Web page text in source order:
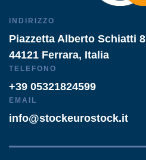
INDIRIZZO
Piazzetta Alberto Schiatti 8
44121 Ferrara, Italia
TELEFONO
+39 05321824599
EMAIL
info@stockeurostock.it